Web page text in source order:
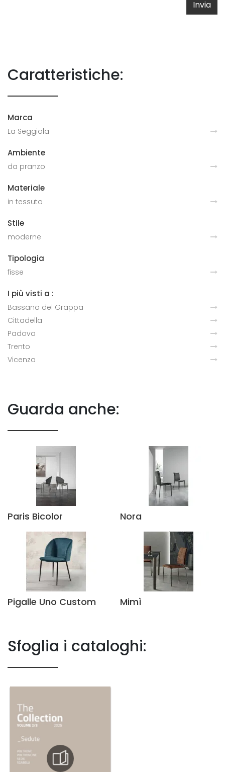
Invia
Caratteristiche:
Marca
La Seggiola
Ambiente
da pranzo
Materiale
in tessuto
Stile
moderne
Tipologia
fisse
I più visti a :
Bassano del Grappa
Cittadella
Padova
Trento
Vicenza
Guarda anche:
Paris Bicolor Nora
Pigalle Uno Custom Mimì
Sfoglia i cataloghi: